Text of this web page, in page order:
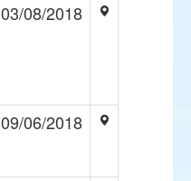
03/08/2018
09/06/2018